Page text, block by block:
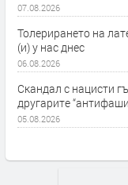
07.08.2026
Толерирането на
(и) у нас днес
06.08.2026
Скандал с нацисти
другарите
05.08.2026